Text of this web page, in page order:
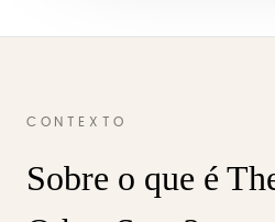
CONTEXTO
Sobre o que é